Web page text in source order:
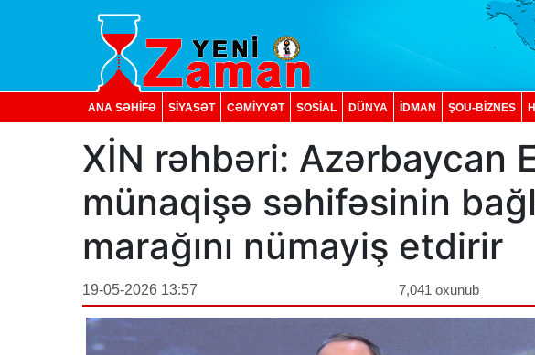
ANA SƏHİFƏ SİYASƏT CƏMİYYƏT SOSIAL DÜNYA İDMAN ŞOU-BİZNES
XİN rəhbəri: Azərbaycan
münaqişə səhifəsinin
marağını nümayiş etdirir
19-05-2026 13:57 7,041 oxunub